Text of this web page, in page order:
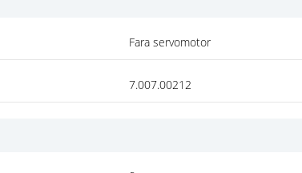
Fara servomotor
7.007.00212